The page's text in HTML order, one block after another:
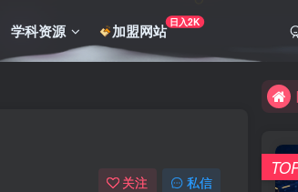
学科资源 加盟网站 日入2K
关注 私信